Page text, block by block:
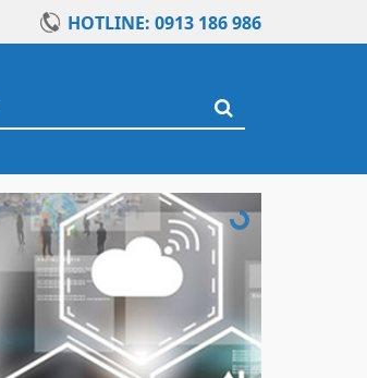
HOTLINE: 0913 186 986